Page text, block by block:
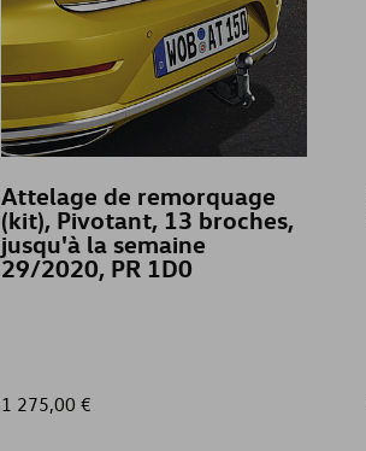
Attelage de remorquage
(kit), Pivotant, 13 broches,
jusqu'à la semaine
29/2020, PR 1D0
1 275,00 €